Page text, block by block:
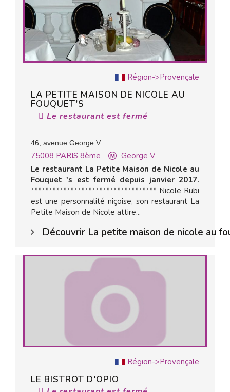
Région->Provençale
LA PETITE MAISON DE NICOLE AU
FOUQUET'S
Le restaurant est fermé
46, avenue George V
75008 PARIS 8ème
George V
Le restaurant La Petite Maison de Nicole au
Fouquet 's est fermé depuis janvier 2017.
*********************************** Nicole Rubi
est une personnalité niçoise, son restaurant La
Petite Maison de Nicole attire...
Découvrir La petite maison de nicole au
Région->Provençale
LE BISTROT D'OPIO